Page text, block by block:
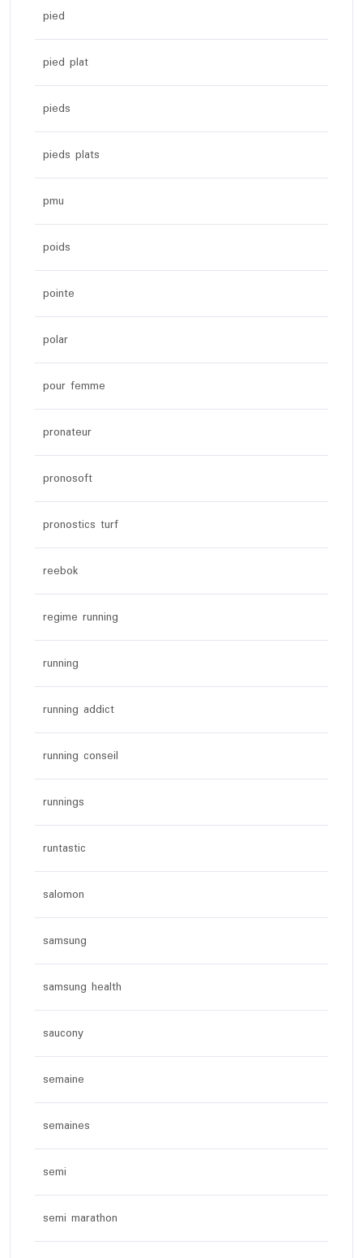
pied
pied plat
pieds
pieds plats
pmu
poids
pointe
polar
pour femme
pronateur
pronosoft
pronostics turf
reebok
regime running
running
running addict
running conseil
runnings
runtastic
salomon
samsung
samsung health
saucony
semaine
semaines
semi
semi marathon